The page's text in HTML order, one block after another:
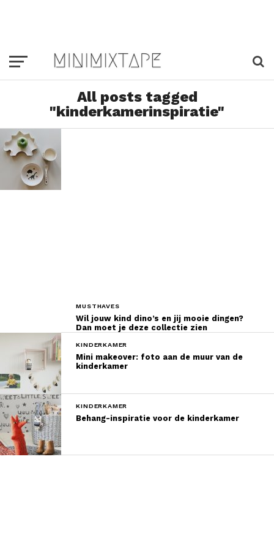
All posts tagged
"kinderkamerinspiratie"
MUSTHAVES
Wil jouw kind dino’s en jij mooie dingen?
Dan moet je deze collectie zien
KINDERKAMER
Mini makeover: foto aan de muur van de
kinderkamer
KINDERKAMER
Behang-inspiratie voor de kinderkamer